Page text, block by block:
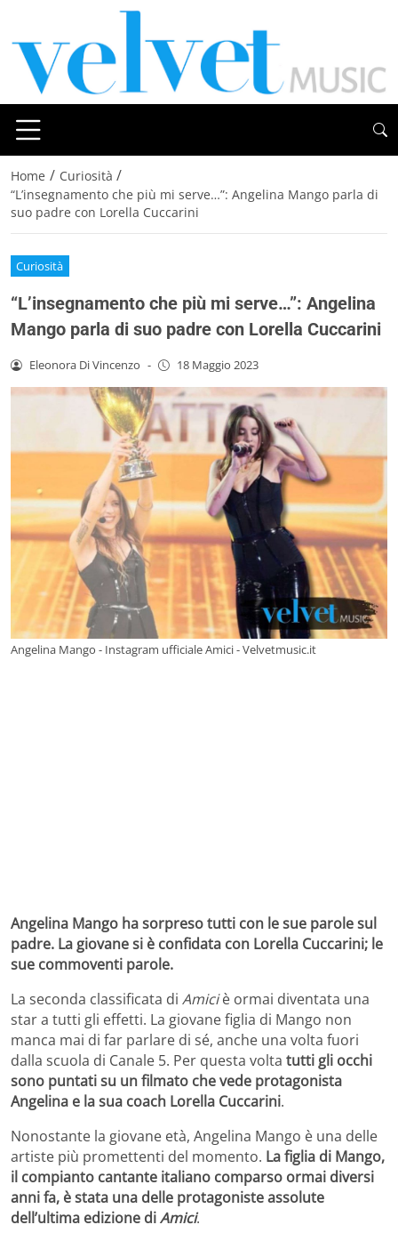
Home / Curiosità /
“L’insegnamento che più mi serve…”: Angelina Mango parla di
suo padre con Lorella Cuccarini
Curiosità
“L’insegnamento che più mi serve…”: Angelina
Mango parla di suo padre con Lorella Cuccarini
Eleonora Di Vincenzo - 18 Maggio 2023
Angelina Mango - Instagram ufficiale Amici - Velvetmusic.it
Angelina Mango ha sorpreso tutti con le sue parole sul
padre. La giovane si è confidata con Lorella Cuccarini; le
sue commoventi parole.
La seconda classificata di Amiciè ormai diventata una
star a tutti gli effetti. La giovane figlia di Mango non
manca mai di far parlare di sé, anche una volta fuori
dalla scuola di Canale 5. Per questa volta tutti gli occhi
sono puntati su un filmato che vede protagonista
Angelina e la sua coach Lorella Cuccarini.
Nonostante la giovane età, Angelina Mango è una delle
artiste più promettenti del momento. La figlia di Mango,
il compianto cantante italiano comparso ormai diversi
anni fa, è stata una delle protagoniste assolute
dell’ultima edizione diAmici.